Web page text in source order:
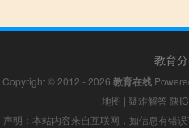
教育
Copyright © 2012 - 2026 教育在线
地图 | 疑难解答 陕
声明：本站内容来自互联网，如信息有错